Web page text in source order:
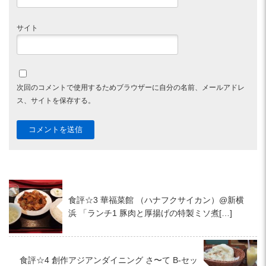
サイト
次回のコメントで使用するためブラウザーに自分の名前、メールアドレ
ス、サイトを保存する。
食評☆3 華福菜館 （ハナフクサイカン）@新横
浜 「ランチ1 豚肉と厚揚げの特製ミソ煮[…]
食評☆4 創作アジアンダイニング さ〜て B-セッ